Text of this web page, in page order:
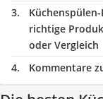
richtige
oder Vergleich
Kommentare